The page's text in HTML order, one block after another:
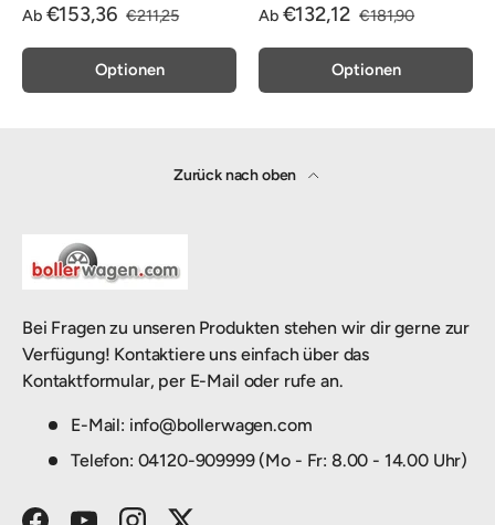
Ab €153,36 €211,25
Optionen
Ab €132,12 €181,90
Optionen
Zurück nach oben
Bei Fragen zu unseren Produkten stehen wir dir gerne zur
Verfügung! Kontaktiere uns einfach über das
Kontaktformular, per E-Mail oder rufe an.
E-Mail: info@bollerwagen.com
Telefon: 04120-909999 (Mo - Fr: 8.00 - 14.00 Uhr)